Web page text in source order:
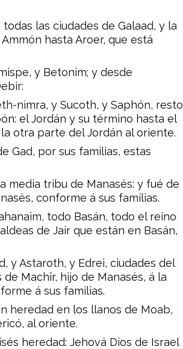
las ciudades de Galaad, y la
hasta Aroer, que está
y Betonim; y desde
nimra, y Sucoth, y Saphón, resto
el Jordán y su término hasta el
otra parte del Jordán al oriente.
Gad, por sus familias, estas
media tribu de Manasés: y fué de
conforme á sus familias.
todo Basán, todo el reino
de Jair que están en Basán,
y Astaroth, y Edrei, ciudades del
Machîr, hijo de Manasés, á la
á sus familias.
heredad en los llanos de Moab,
al oriente.
heredad: Jehová Dios de Israel